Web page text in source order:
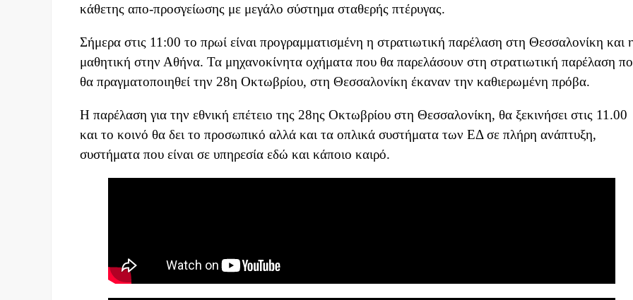
κάθετης απο-προσγείωσης με μεγάλο σύστημα σταθερής πτέρυγας.
Σήμερα στις 11:00 το πρωί είναι προγραμματισμένη η στρατιωτική παρέλαση στη Θεσσαλονίκη και
μαθητική στην Αθήνα. Τα μηχανοκίνητα οχήματα που θα παρελάσουν στη στρατιωτική παρέλαση
θα πραγματοποιηθεί την 28η Οκτωβρίου, στη Θεσσαλονίκη έκαναν την καθιερωμένη πρόβα.
Η παρέλαση για την εθνική επέτειο της 28ης Οκτωβρίου στη Θεσσαλονίκη, θα ξεκινήσει στις 11.00
και το κοινό θα δει το προσωπικό αλλά και τα οπλικά συστήματα των ΕΔ σε πλήρη ανάπτυξη,
συστήματα που είναι σε υπηρεσία εδώ και κάποιο καιρό.